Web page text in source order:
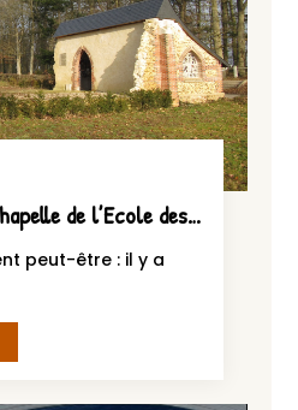
Regret pour la chapelle de l’Ecole des Roches
peut-être : il y a